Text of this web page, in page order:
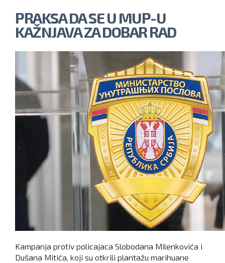
PRAKSA DA SE U MUP-U
KAŽNJAVA ZA DOBAR RAD
Kampanja protiv policajaca Slobodana Milenkovića i
Dušana Mitića, koji su otkrili plantažu marihuane